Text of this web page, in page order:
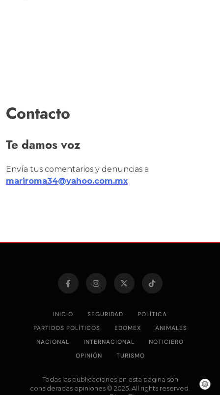
Contacto
Te damos voz
Envía tus comentarios y denuncias a
mariroma34@yahoo.com.mx
INICIO SEGURIDAD
POLÍTICA
PARTIDOS POLÍTICOS
EDOMEX
ANIMALES
NACIONAL
INTERNACIONAL
NOTICIERO
OPINIÓN
TURISMO
Todas las publicaciones en esta página son
consideradas opiniones © 2025. All rights reserved.